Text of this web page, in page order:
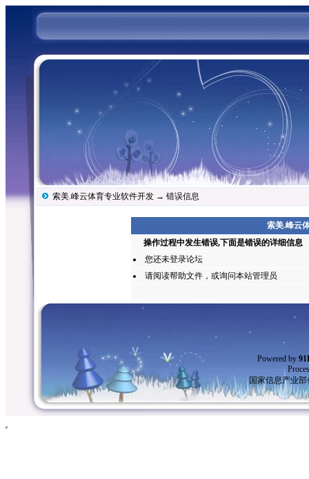
索美.峰云体育专业软件开发 → 错误信息
索美.峰云
操作过程中发生错误,下面是错误的详细信息
您还未登录论坛
请阅读帮助文件，或询问本站管理员
Powered by
国家信息产业部